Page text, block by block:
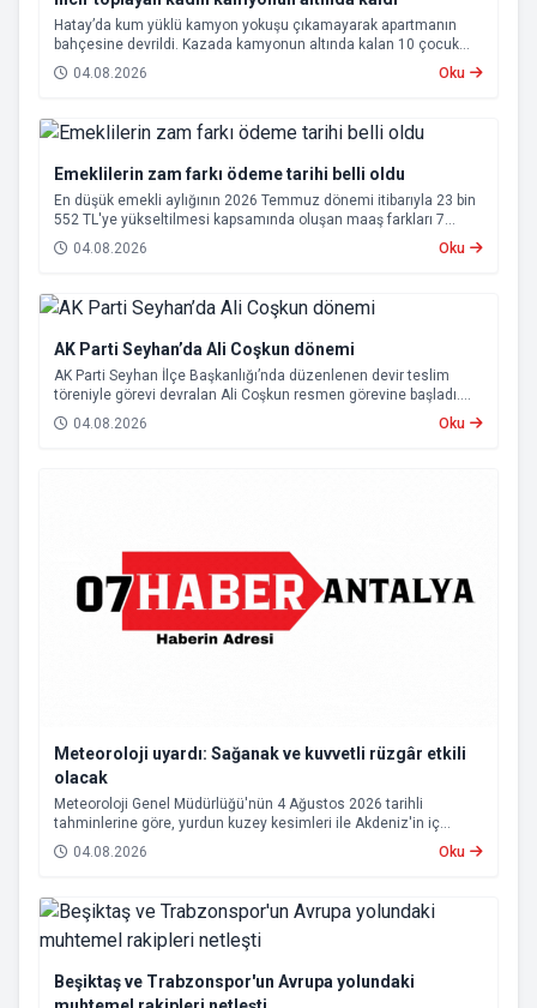
Hatay’da kum yüklü kamyon yokuşu çıkamayarak apartmanın
bahçesine devrildi. Kazada kamyonun altında kalan 10 çocuk
annesi 65 yaşındaki kadın hayatını kaybetti.
04.08.2026 Oku
Emeklilerin zam farkı ödeme tarihi belli oldu
En düşük emekli aylığının 2026 Temmuz dönemi itibarıyla 23 bin
552 TL'ye yükseltilmesi kapsamında oluşan maaş farkları 7
Ağustos 2026 tarihinde hesaplara yatırılacak.
04.08.2026 Oku
AK Parti Seyhan’da Ali Coşkun dönemi
AK Parti Seyhan İlçe Başkanlığı’nda düzenlenen devir teslim
töreniyle görevi devralan Ali Coşkun resmen görevine başladı.
Hizmet vurgusu yapan Coşkun, “AK Partili olmak, bu ülkenin her
metrekaresine sevdalı olmaktır” dedi.
04.08.2026 Oku
Meteoroloji uyardı: Sağanak ve kuvvetli rüzgâr etkili
olacak
Meteoroloji Genel Müdürlüğü'nün 4 Ağustos 2026 tarihli
tahminlerine göre, yurdun kuzey kesimleri ile Akdeniz'in iç
bölgelerinde yer yer sağanak ve gök gürültülü sağanak yağış
bekleniyor.
04.08.2026 Oku
Beşiktaş ve Trabzonspor'un Avrupa yolundaki